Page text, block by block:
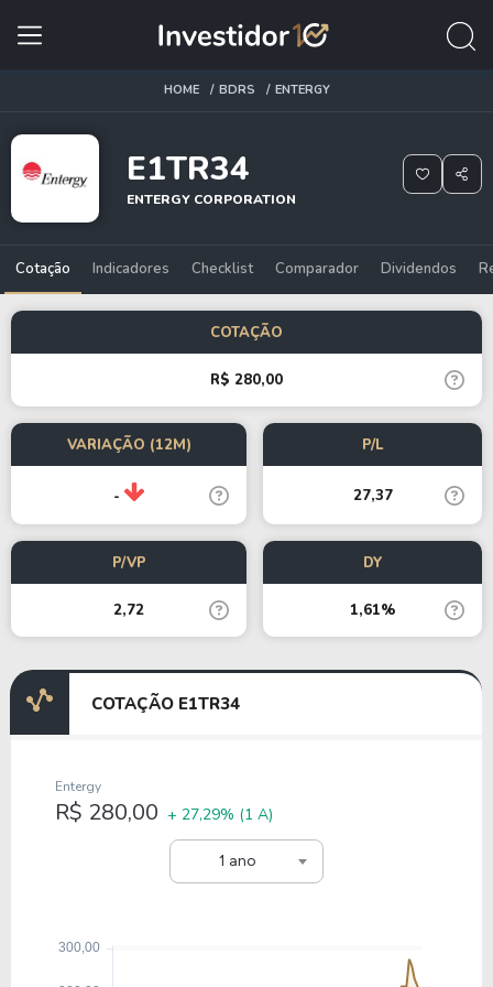
HOME BDRS ENTERGY
E1TR34
ENTERGY CORPORATION
Cotação Indicadores Checklist Comparador Dividendos
COTAÇÃO
R$ 280,00
VARIAÇÃO (12M)
-
P/L
27,37
P/VP
2,72
DY
1,61%
COTAÇÃO E1TR34
1 ano
Entergy
R$ 280,00 + 27,29% (1 A)